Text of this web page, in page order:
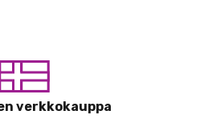
verkkokauppa